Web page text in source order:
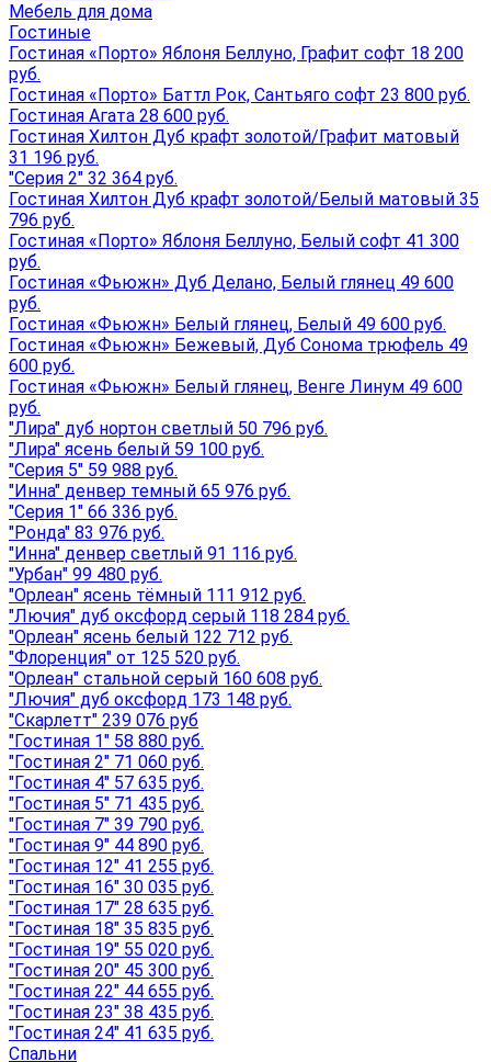
Мебель для дома
Гостиные
Гостиная «Порто» Яблоня Беллуно, Графит софт 18 200
руб.
Гостиная «Порто» Баттл Рок, Сантьяго софт 23 800 руб.
Гостиная Агата 28 600 руб.
Гостиная Хилтон Дуб крафт золотой/Графит матовый
31 196 руб.
"Серия 2" 32 364 руб.
Гостиная Хилтон Дуб крафт золотой/Белый матовый 35
796 руб.
Гостиная «Порто» Яблоня Беллуно, Белый софт 41 300
руб.
Гостиная «Фьюжн» Дуб Делано, Белый глянец 49 600
руб.
Гостиная «Фьюжн» Белый глянец, Белый 49 600 руб.
Гостиная «Фьюжн» Бежевый, Дуб Сонома трюфель 49
600 руб.
Гостиная «Фьюжн» Белый глянец, Венге Линум 49 600
руб.
"Лира" дуб нортон светлый 50 796 руб.
"Лира" ясень белый 59 100 руб.
"Серия 5" 59 988 руб.
"Инна" денвер темный 65 976 руб.
"Серия 1" 66 336 руб.
"Ронда" 83 976 руб.
"Инна" денвер светлый 91 116 руб.
"Урбан" 99 480 руб.
"Орлеан" ясень тёмный 111 912 руб.
"Лючия" дуб оксфорд серый 118 284 руб.
"Орлеан" ясень белый 122 712 руб.
"Флоренция" от 125 520 руб.
"Орлеан" стальной серый 160 608 руб.
"Лючия" дуб оксфорд 173 148 руб.
"Скарлетт" 239 076 руб
"Гостиная 1" 58 880 руб.
"Гостиная 2" 71 060 руб.
"Гостиная 4" 57 635 руб.
"Гостиная 5" 71 435 руб.
"Гостиная 7" 39 790 руб.
"Гостиная 9" 44 890 руб.
"Гостиная 12" 41 255 руб.
"Гостиная 16" 30 035 руб.
"Гостиная 17" 28 635 руб.
"Гостиная 18" 35 835 руб.
"Гостиная 19" 55 020 руб.
"Гостиная 20" 45 300 руб.
"Гостиная 22" 44 655 руб.
"Гостиная 23" 38 435 руб.
"Гостиная 24" 41 635 руб.
Спальни